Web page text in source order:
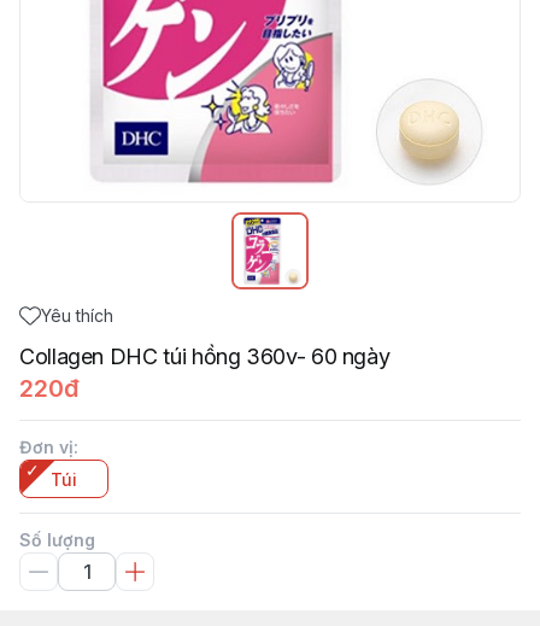
Yêu thích
Collagen DHC túi hồng 360v- 60 ngày
220đ
Đơn vị:
Túi
Số lượng